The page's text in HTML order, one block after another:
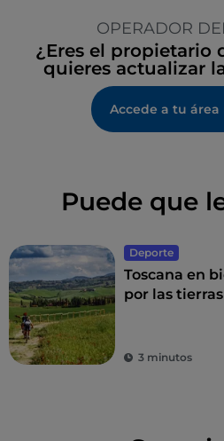
OPERADOR
¿Eres el propietario
quieres actualizar
Accede a tu área
Puede que
Deporte
Toscana en
por las
3 minutos